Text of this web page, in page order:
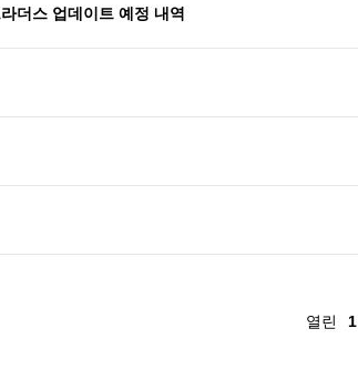
더스 업데이트 예정 내역
열린 1